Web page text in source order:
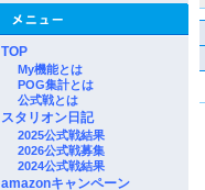
TOP
My機能とは
POG集計とは
公式戦とは
スタリオン日記
2025公式戦結果
2026公式戦募集
2024公式戦結果
amazonキャンペーン